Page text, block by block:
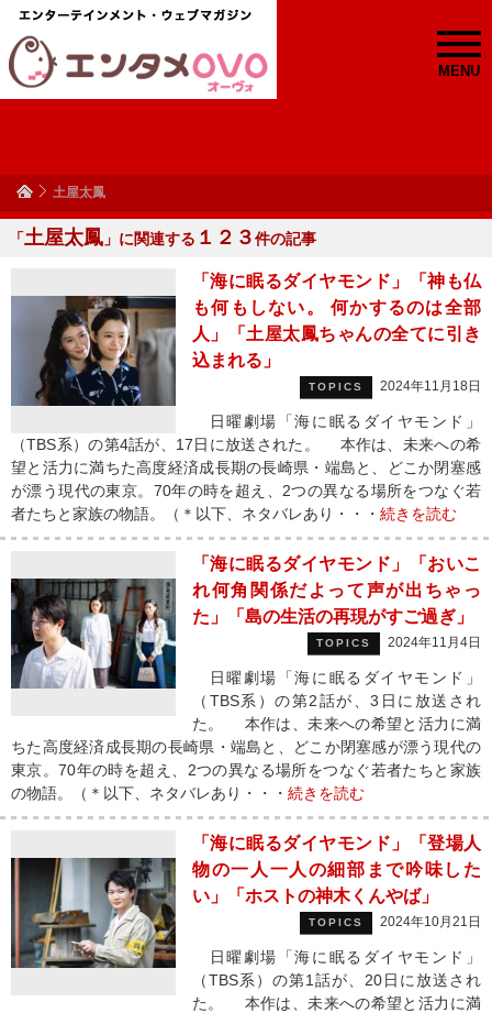
MENU
土屋太鳳
「土屋太鳳 」に関連する １２３件の記事
「海に眠るダイヤモンド」「神も仏
も何もしない。 何かするのは全部
人」「土屋太鳳ちゃんの全てに引き
込まれる」
TOPICS 2024年11月18日
日曜劇場「海に眠るダイヤモンド」
（TBS系）の第4話が、17日に放送された。 本作は、未来への希
望と活力に満ちた高度経済成長期の長崎県・端島と、どこか閉塞感
が漂う現代の東京。70年の時を超え、2つの異なる場所をつなぐ若
者たちと家族の物語。（＊以下、ネタバレあり・・・ 続きを読む
「海に眠るダイヤモンド」「おいこ
れ何角関係だよって声が出ちゃっ
た」「島の生活の再現がすご過ぎ」
TOPICS 2024年11月4日
日曜劇場「海に眠るダイヤモンド」
（TBS系）の第2話が、3日に放送され
た。 本作は、未来への希望と活力に満
ちた高度経済成長期の長崎県・端島と、どこか閉塞感が漂う現代の
東京。70年の時を超え、2つの異なる場所をつなぐ若者たちと家族
の物語。（＊以下、ネタバレあり・・・ 続きを読む
「海に眠るダイヤモンド」「登場人
物の一人一人の細部まで吟味した
い」「ホストの神木くんやば」
TOPICS 2024年10月21日
日曜劇場「海に眠るダイヤモンド」
（TBS系）の第1話が、20日に放送され
た。 本作は、未来への希望と活力に満